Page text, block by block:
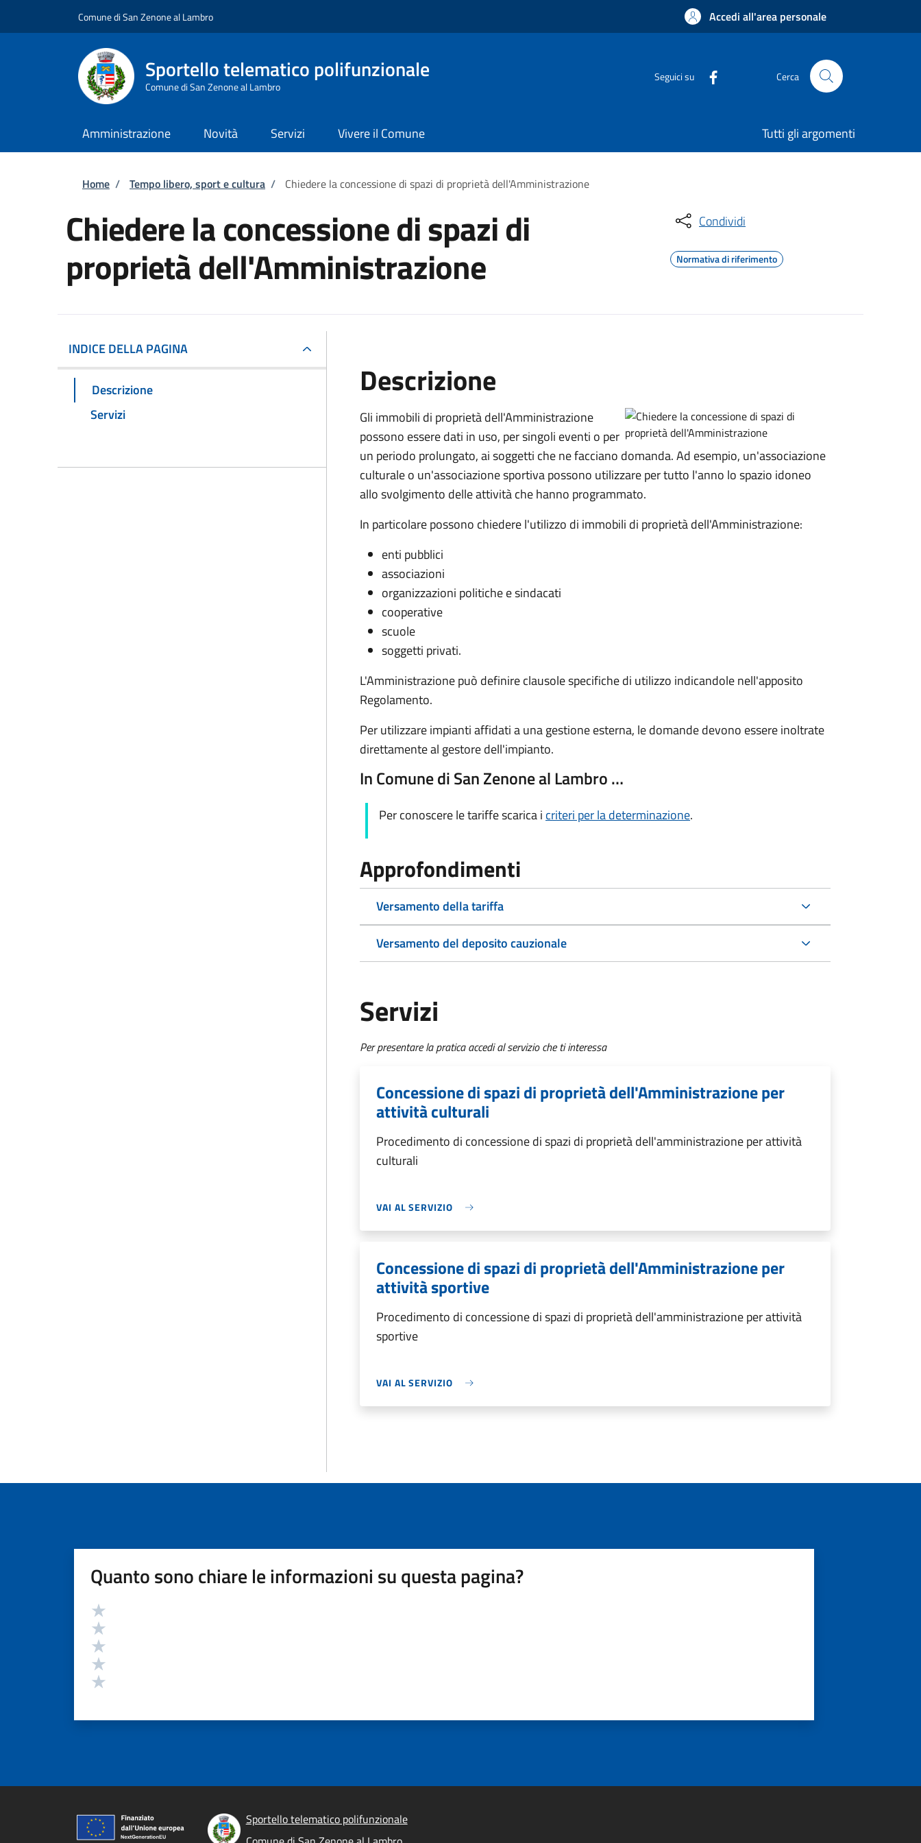
Comune di San Zenone al Lambro Accedi all'area personale
Sportello telematico polifunzionale
Comune di San Zenone al Lambro
Seguici su Cerca
Amministrazione Novità Servizi Vivere il Comune Tutti gli argomenti
Briciole di pane
Home / Tempo libero, sport e cultura / Chiedere la concessione di spazi di proprietà dell'Amministrazione
Chiedere la concessione di spazi di
proprietà dell'Amministrazione
Condividi
Normativa di riferimento
INDICE DELLA PAGINA
Descrizione
Servizi
Descrizione
Gli immobili di proprietà dell'Amministrazione
possono essere dati in uso, per singoli eventi o per
un periodo prolungato, ai soggetti che ne facciano domanda. Ad esempio, un'associazione
culturale o un'associazione sportiva possono utilizzare per tutto l'anno lo spazio idoneo
allo svolgimento delle attività che hanno programmato.
In particolare possono chiedere l'utilizzo di immobili di proprietà dell'Amministrazione:
enti pubblici
associazioni
organizzazioni politiche e sindacati
cooperative
scuole
soggetti privati.
L'Amministrazione può definire clausole specifiche di utilizzo indicandole nell'apposito
Regolamento.
Per utilizzare impianti affidati a una gestione esterna, le domande devono essere inoltrate
direttamente al gestore dell'impianto.
In Comune di San Zenone al Lambro …
Per conoscere le tariffe scarica i criteri per la determinazione.
Approfondimenti
Versamento della tariffa
Versamento del deposito cauzionale
Servizi
Per presentare la pratica accedi al servizio che ti interessa
Concessione di spazi di proprietà dell'Amministrazione per
attività culturali
Procedimento di concessione di spazi di proprietà dell'amministrazione per attività
culturali
VAI AL SERVIZIO
Concessione di spazi di proprietà dell'Amministrazione per
attività sportive
Procedimento di concessione di spazi di proprietà dell'amministrazione per attività
sportive
VAI AL SERVIZIO
Quanto sono chiare le informazioni su questa pagina?
Valutazione
Sportello telematico polifunzionale